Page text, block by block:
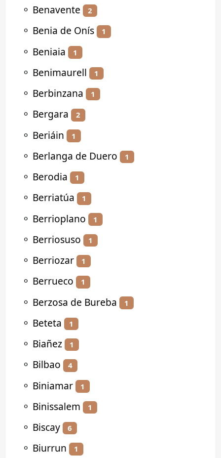
⚬ Benavente 2
⚬ Benia de Onís 1
⚬ Beniaia 1
⚬ Benimaurell 1
⚬ Berbinzana 1
⚬ Bergara 2
⚬ Beriáin 1
⚬ Berlanga de Duero 1
⚬ Berodia 1
⚬ Berriatúa 1
⚬ Berrioplano 1
⚬ Berriosuso 1
⚬ Berriozar 1
⚬ Berrueco 1
⚬ Berzosa de Bureba 1
⚬ Beteta 1
⚬ Biañez 1
⚬ Bilbao 4
⚬ Biniamar 1
⚬ Binissalem 1
⚬ Biscay 6
⚬ Biurrun 1